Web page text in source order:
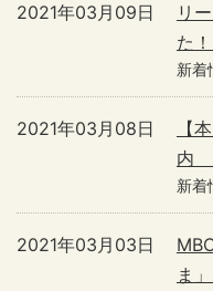
リ
た
2021年03月09日
新着
【
内
2021年03月08日
新着
ま
2021年03月03日